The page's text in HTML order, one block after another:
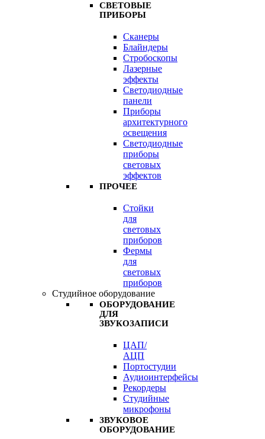
СВЕТОВЫЕ
ПРИБОРЫ
Сканеры
Блайндеры
Стробоскопы
Лазерные
эффекты
Светодиодные
панели
Приборы
архитектурного
освещения
Светодиодные
приборы
световых
эффектов
ПРОЧЕЕ
Стойки
для
световых
приборов
Фермы
для
световых
приборов
Студийное оборудование
ОБОРУДОВАНИЕ
ДЛЯ
ЗВУКОЗАПИСИ
ЦАП/
АЦП
Портостудии
Аудиоинтерфейсы
Рекордеры
Студийные
микрофоны
ЗВУКОВОЕ
ОБОРУДОВАНИЕ